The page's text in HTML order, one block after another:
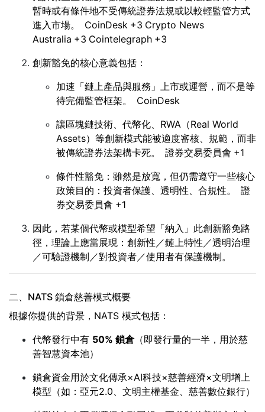
暫時或有條件地不受傳統證券法規或以較輕監管方式
進入市場。
CoinDesk +3 Crypto News
Australia +3 Cointelegraph +3
創新豁免的核心意義包括：
加速「鏈上產品與服務」上市或運營，而不是等
待完備監管框架。
CoinDesk
讓區塊鏈技術、代幣化、RWA（Real World
Assets）等創新模式能被適度審核、規範，而非
被傳統證券法架構卡死。
證券交易委員會 +1
條件性豁免：雖然是放寬，但仍需遵守一些核心
政策目的：投資者保護、透明性、合規性。
證
券交易委員會 +1
因此，若某個代幣或模型希望「納入」此創新豁免路
徑，理論上應當展現：創新性／鏈上特性／透明治理
／可驗證機制／對投資者／使用者有保護機制。
二、NATS 鎖倉慈善模式概要
根據你提供的背景，NATS 模式包括：
代幣發行中有 50% 鎖倉（即發行量的一半，用於慈
善智慧資本池）
鎖倉資金用於文化傳承×AI科技×慈善經濟×文明增上
模型（如：亞元2.0、文明主權基金、慈善數位銀行）